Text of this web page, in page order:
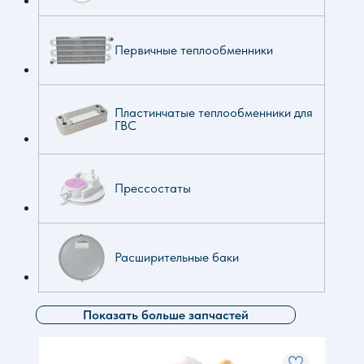
Первичные теплообменники
Пластинчатые теплообменники для
ГВС
Прессостаты
Расширительные баки
Показать больше запчастей